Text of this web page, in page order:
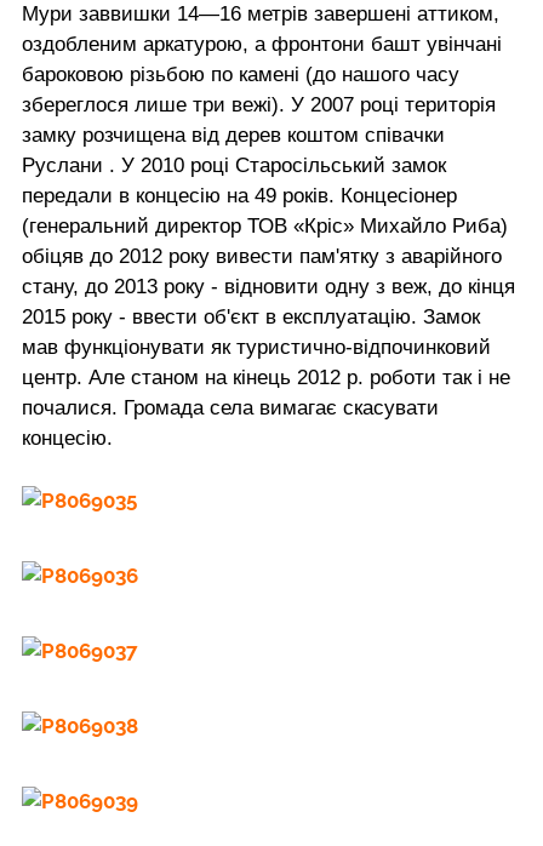
Мури заввишки 14—16 метрів завершені аттиком,
оздобленим аркатурою, а фронтони башт увінчані
бароковою різьбою по камені (до нашого часу
збереглося лише три вежі). У 2007 році територія
замку розчищена від дерев коштом співачки
Руслани . У 2010 році Старосільський замок
передали в концесію на 49 років. Концесіонер
(генеральний директор ТОВ «Кріс» Михайло Риба)
обіцяв до 2012 року вивести пам'ятку з аварійного
стану, до 2013 року - відновити одну з веж, до кінця
2015 року - ввести об'єкт в експлуатацію. Замок
мав функціонувати як туристично-відпочинковий
центр. Але станом на кінець 2012 р. роботи так і не
почалися. Громада села вимагає скасувати
концесію.